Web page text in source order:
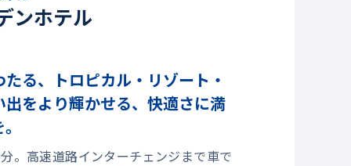
ンホテル
る、トロピカル・リゾート・
をより輝かせる、快適さに満
。高速道路インターチェンジまで車で